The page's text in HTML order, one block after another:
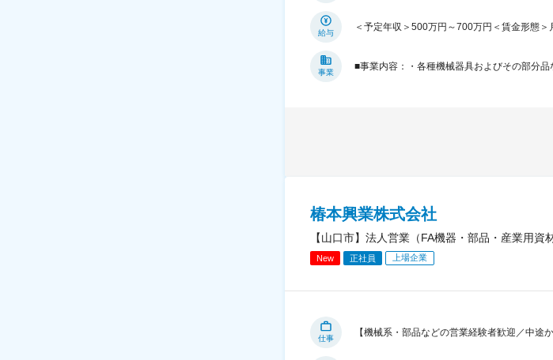
給与
＜予定年収＞500万円～700万円＜賃金形態
事業
■事業内容：・各種機械器具およびその部分
椿本興業株式会社
【山口市】法人営業（FA機器・部品・産業用
New 正社員 上場企業
仕事
【機械系・部品などの営業経験者歓迎／中